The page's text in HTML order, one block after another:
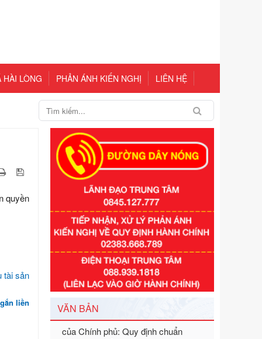
HÀI LÒNG PHẢN ÁNH KIẾN NGHỊ LIÊN HỆ
quyền
liền
VĂN BẢN
Số kí hiệu:351/2025/NĐ-CP
Tên: Nghị định số 351/2025/NĐ-CP
của Chính phủ: Quy định chuẩn
nghèo đa chiều quốc gia giai đoạn
2026 - 2030
Ngày ban hành: 29/12/2026